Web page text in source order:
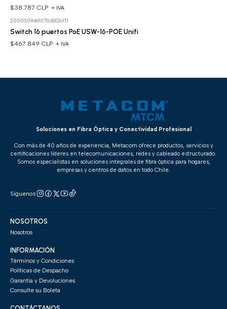
$38.787 CLP + IVA
200030946107| UBIQUITI
Switch 16 puertos PoE USW-16-POE Unifi
$467.849 CLP + IVA
Soluciones en Fibra Óptica y Conectividad Profesional
Con más de 40 años de experiencia, Metacom ofrece productos, servicios y
certificaciones líderes en telecomunicaciones, redes y cableado estructurado.
Somos especialistas en soluciones integrales de fibra óptica para hogares,
empresas y centros de datos en todo Chile.
Síguenos
NOSOTROS
Nosotros
INFORMACIÓN
Términos y Condiciones
Políticas de Despacho
Garantía y Devoluciones
Consulte su Boleta